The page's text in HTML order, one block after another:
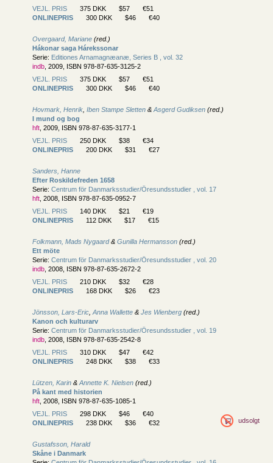
VEJL. PRIS
375 DKK $57
€51
ONLINEPRIS
300 DKK $46 €40
Overgaard, Mariane (red.)
Hákonar saga Hárekssonar
Serie: Editiones Arnamagnæanæ, Series B , vol. 32
indb , 2009, ISBN 978-87-635-3125-2
VEJL. PRIS
375 DKK $57
€51
ONLINEPRIS
300 DKK $46 €40
Hovmark, Henrik Iben Stampe Sletten & Asgerd Gudiksen (red.)
I mund og bog
hft , 2009, ISBN 978-87-635-3177-1
VEJL. PRIS
250 DKK $38
€34
ONLINEPRIS
200 DKK $31 €27
Sanders, Hanne
Efter Roskildefreden 1658
Serie: Centrum för Danmarksstudier/Öresundsstudier , vol. 17
hft , 2008, ISBN 978-87-635-0952-7
VEJL. PRIS
140 DKK $21
€19
ONLINEPRIS
112 DKK $17 €15
Folkmann, Mads Nygaard& Gunilla Hermansson (red.)
Ett möte
Serie: Centrum för Danmarksstudier/Öresundsstudier , vol. 20
indb , 2008, ISBN 978-87-635-2672-2
VEJL. PRIS
210 DKK $32
€28
ONLINEPRIS
168 DKK $26 €23
Jönsson, Lars-Eric Anna Wallette & Jes Wienberg (red.)
Kanon och kulturarv
Serie: Centrum för Danmarksstudier/Öresundsstudier , vol. 19
indb , 2008, ISBN 978-87-635-2542-8
VEJL. PRIS
310 DKK $47
€42
ONLINEPRIS
248 DKK $38 €33
Lützen, Karin & Annette K. Nielsen (red.)
På kant med historien
hft , 2008, ISBN 978-87-635-1085-1
VEJL. PRIS
298 DKK $46
€40
ONLINEPRIS
238 DKK $36 €32 udsolgt
Gustafsson, Harald
Skåne i Danmark